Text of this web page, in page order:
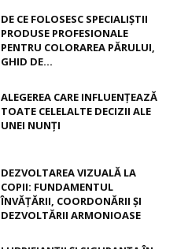
DE CE FOLOSESC SPECIALIȘTII
PRODUSE PROFESIONALE
PENTRU COLORAREA PĂRULUI,
GHID DE...
ALEGEREA CARE INFLUENȚEAZĂ
TOATE CELELALTE DECIZII ALE
UNEI NUNȚI
DEZVOLTAREA VIZUALĂ LA
COPII: FUNDAMENTUL
ÎNVĂȚĂRII, COORDONĂRII ȘI
DEZVOLTĂRII ARMONIOASE